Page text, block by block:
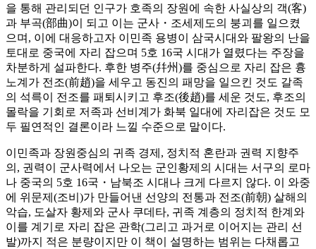
을 통해 관리되던 인구가 호족의 장원에 속한 사실상의 객(客)
과 부곡(部曲)이 되고 이는 군사・조세제도의 붕괴를 일으켰
으며, 이에 대응하고자 이민족 용병이 삼국시대와 팔왕의 난을
토대로 중국에 자리 잡으며 5호 16국 시대가 열렸다는 주장을
차분하게 설파한다. 후한 병주(幷州)를 중심으로 자리 잡은 흉
노계가 전조(前趙)을 세우고 동진의 패망을 일으킨 것도 갈족
의 석륵이 전조를 패퇴시키고 후조(後趙)를 세운 것도, 후조의
몰락을 기회로 저족과 선비계가 화북 일대에 자리잡은 것도 모
두 필연적인 결론이라 느낄 수준으로 말이다.
이민족과 장원중심의 귀족 경제, 정치적 혼란과 권력 지향주
의, 권력이 군사력에서 나오는 군인황제의 시대는 서구의 로마
나 중국의 5호 16국・남북조 시대나 크게 다르지 않다. 이 와중
에 위문제(조비)가 만들어낸 선양의 전통과 전조(前朝) 살해의
악습, 도살자 황제와 군사 쿠데타, 귀족 계층의 정치적 한계와
이를 계기로 자리 잡은 관학(그리고 과거로 이어지는 관리 선
발)까지 적은 분량이지만 이 책이 설명하는 범위는 다채롭고